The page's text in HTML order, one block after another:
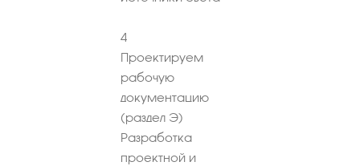
4
Проектируем
рабочую
документацию
(раздел Э)
Разработка
проектной и